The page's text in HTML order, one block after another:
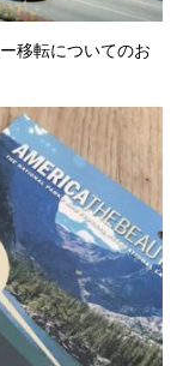
移転についてのお